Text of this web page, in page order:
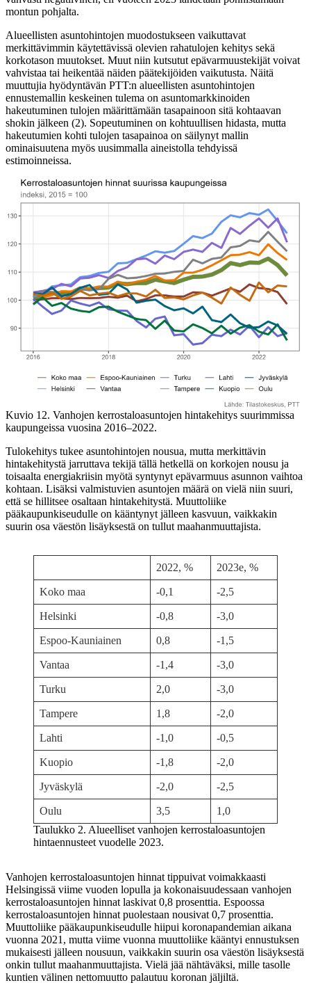
montun pohjalta.
Alueellisten asuntohintojen muodostukseen vaikuttavat
merkittävimmin käytettävissä olevien rahatulojen kehitys sekä
korkotason muutokset. Muut niin kutsutut epävarmuustekijät voivat
vahvistaa tai heikentää näiden päätekijöiden vaikutusta. Näitä
muuttujia hyödyntävän PTT:n alueellisten asuntohintojen
ennustemallin keskeinen tulema on asuntomarkkinoiden
hakeutuminen tulojen määrittämään tasapainoon sitä kohtaavan
shokin jälkeen (2). Sopeutuminen on kohtuullisen hidasta, mutta
hakeutumien kohti tulojen tasapainoa on säilynyt mallin
ominaisuutena myös uusimmalla aineistolla tehdyissä
estimoinneissa.
Kuvio 12. Vanhojen kerrostaloasuntojen hintakehitys suurimmissa
kaupungeissa vuosina 2016–2022.
Tulokehitys tukee asuntohintojen nousua, mutta merkittävin
hintakehitystä jarruttava tekijä tällä hetkellä on korkojen nousu ja
toisaalta energiakriisin myötä syntynyt epävarmuus asunnon vaihtoa
kohtaan. Lisäksi valmistuvien asuntojen määrä on vielä niin suuri,
että se hillitsee osaltaan hintakehitystä. Muuttoliike
pääkaupunkiseudulle on kääntynyt jälleen kasvuun, vaikkakin
suurin osa väestön lisäyksestä on tullut maahanmuuttajista.
2022, % 2023e, %
Koko maa -0,1 -2,5
Helsinki -0,8 -3,0
Espoo-Kauniainen 0,8 -1,5
Vantaa -1,4 -3,0
Turku 2,0 -3,0
Tampere 1,8 -2,0
Lahti -1,0 -0,5
Kuopio -1,8 -2,0
Jyväskylä -2,0 -2,5
Oulu 3,5
1,0
Taulukko 2. Alueelliset vanhojen kerrostaloasuntojen
hintaennusteet vuodelle 2023.
Vanhojen kerrostaloasuntojen hinnat tippuivat voimakkaasti
Helsingissä viime vuoden lopulla ja kokonaisuudessaan vanhojen
kerrostaloasuntojen hinnat laskivat 0,8 prosenttia. Espoossa
kerrostaloasuntojen hinnat puolestaan nousivat 0,7 prosenttia.
Muuttoliike pääkaupunkiseudulle hiipui koronapandemian aikana
vuonna 2021, mutta viime vuonna muuttoliike kääntyi ennustuksen
mukaisesti jälleen nousuun, vaikkakin suurin osa väestön lisäyksestä
onkin tullut maahanmuuttajista. Vielä jää nähtäväksi, mille tasolle
kuntien välinen nettomuutto palautuu koronan jäljiltä.